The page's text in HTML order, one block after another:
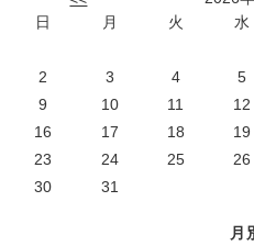
日
月 火 水
2
3 4 5
9
10 11 12
16
17 18 19
23
24 25 26
30
31
月